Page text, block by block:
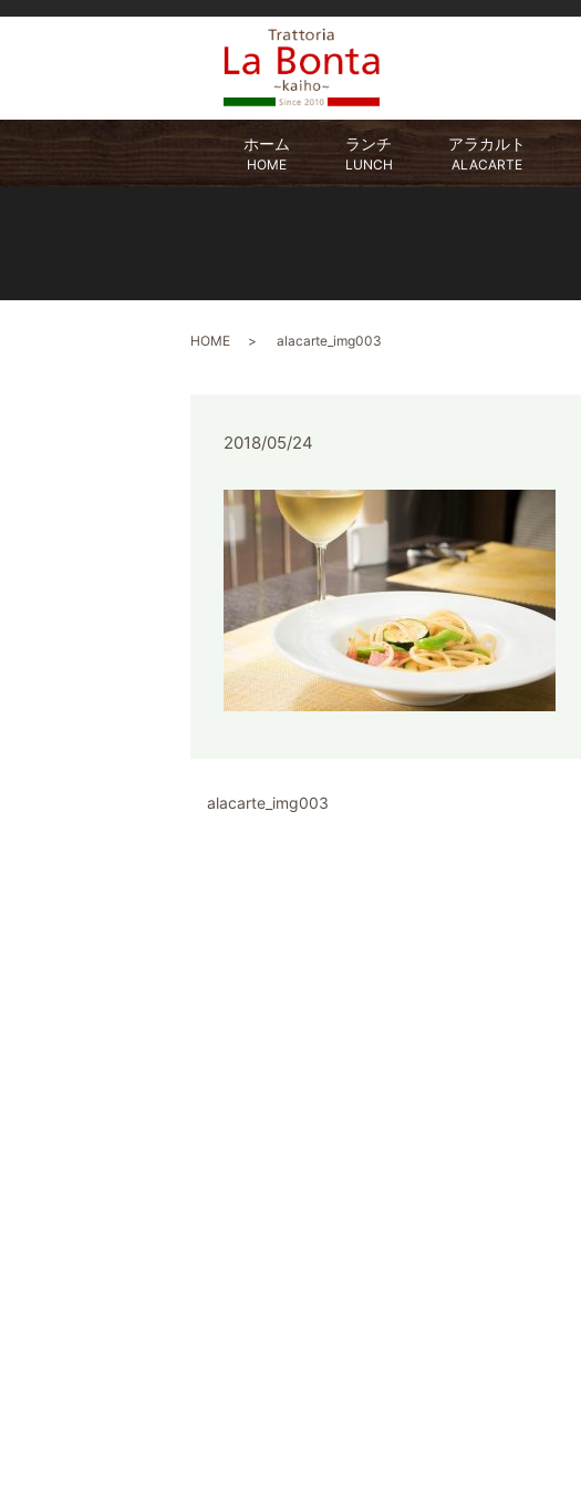
ホーム
HOME
ランチ
LUNCH
アラカルト
ALACARTE
HOME alacarte_img003
2018/05/24
alacarte_img003